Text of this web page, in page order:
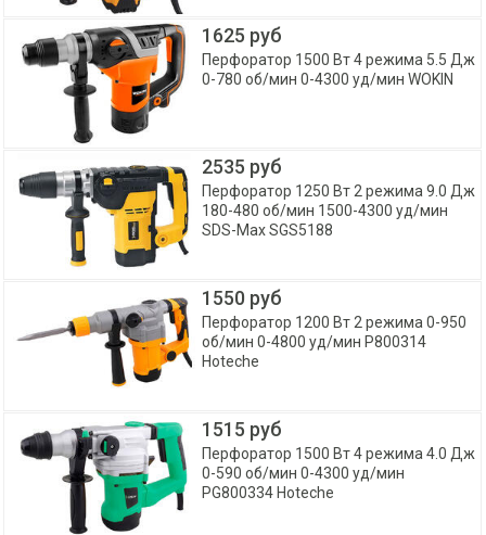
1625 руб
Перфоратор 1500 Вт 4 режима 5.5 Дж
0-780 об/мин 0-4300 уд/мин WOKIN
2535 руб
Перфоратор 1250 Вт 2 режима 9.0 Дж
180-480 об/мин 1500-4300 уд/мин
SDS-Max SGS5188
1550 руб
Перфоратор 1200 Вт 2 режима 0-950
об/мин 0-4800 уд/мин P800314
Hoteche
1515 руб
Перфоратор 1500 Вт 4 режима 4.0 Дж
0-590 об/мин 0-4300 уд/мин
PG800334 Hoteche